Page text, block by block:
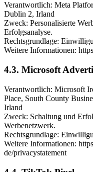
Verantwortlich: Meta
Dublin 2, Irland
Zweck: Personalisierte
Erfolgsanalyse.
Rechtsgrundlage:
Weitere Informationen:
4.3. Microsoft
Verantwortlich: Microsoft
Place, South County
Irland
Zweck: Schaltung und
Werbenetzwerk.
Rechtsgrundlage:
Weitere Informationen:
de/privacystatement